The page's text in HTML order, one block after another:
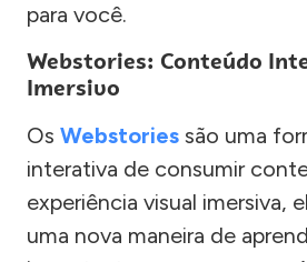
para você.
Webstories: Conteúdo
Imersivo
Os Webstories são uma
interativa de consumir
experiência visual imersiva,
uma nova maneira de